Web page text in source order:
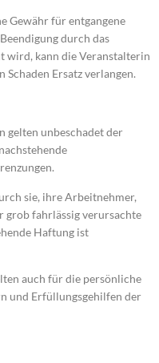
Gewähr für entgangene
durch das
wird, kann die Veranstalterin
Schaden Ersatz verlangen.
gelten unbeschadet der
sie, ihre Arbeitnehmer,
grob fahrlässig verursachte
Haftung ist
auch für die persönliche
und Erfüllungsgehilfen der